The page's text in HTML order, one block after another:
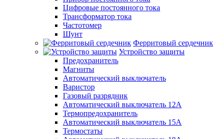
Цифровые постоянного тока
Трансформатор тока
Частотомер
Шунт
Ферритовый сердечник
Устройство защиты
Предохранитель
Магниты
Автоматический выключатель
Варистор
Газовый разрядник
Автоматический выключатель 12А
Термопредохранитель
Автоматический выключатель 15А
Термостаты